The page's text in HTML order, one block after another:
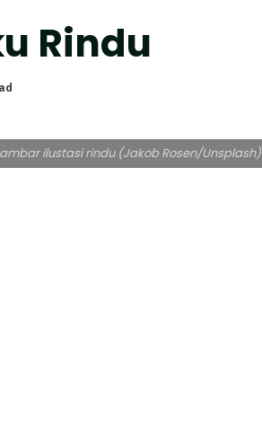
Rindu
ilustasi rindu (Jakob Rosen/Unsplash)